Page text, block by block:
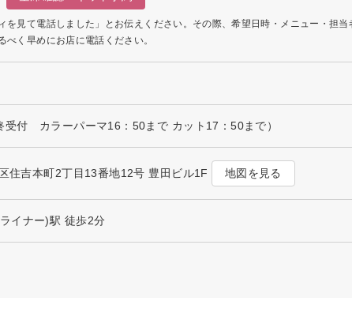
を見て電話しました」とお伝えください。その際、希望日時・メニュー・担当
く早めにお店に電話ください。
受付 カラーパーマ16：50まで カット17：50まで）
住吉本町2丁目13番地12号 豊田ビル1F 地図を見る
イナー)駅 徒歩2分